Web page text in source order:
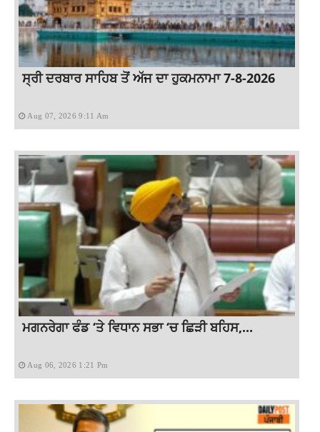
ਸ੍ਰੀ ਦਰਬਾਰ ਸਾਹਿਬ ਤੋਂ ਅੱਜ ਦਾ ਹੁਕਮਨਾਮਾ 7-8-2026
Aug 07, 2026 9:11 Am
ਮਗਨਰੇਗਾ ਫੰਡ ‘ਤੇ ਵਿਧਾਨ ਸਭਾ ‘ਚ ਛਿੜੀ ਬਹਿਸ,...
Aug 06, 2026 1:21 Pm